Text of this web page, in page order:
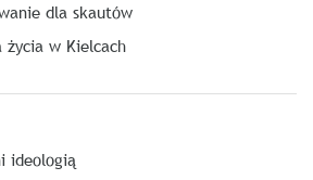
dla skautów
życia w Kielcach
ideologią